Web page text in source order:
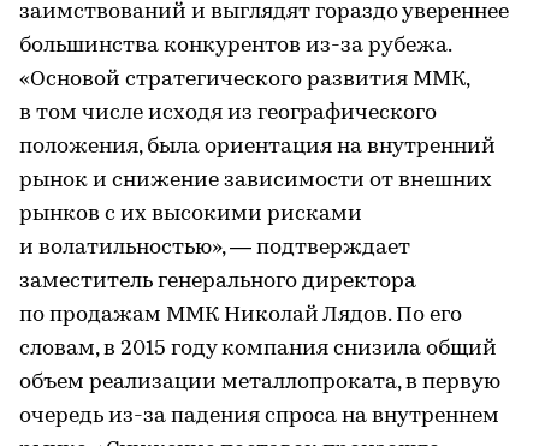
заимствований и выглядят гораздо увереннее
большинства конкурентов из-за рубежа.
«Основой стратегического развития ММК,
в том числе исходя из географического
положения, была ориентация на внутренний
рынок и снижение зависимости от внешних
рынков с их высокими рисками
и волатильностью», — подтверждает
заместитель генерального директора
по продажам ММК Николай Лядов. По его
словам, в 2015 году компания снизила общий
объем реализации металлопроката, в первую
очередь из-за падения спроса на внутреннем